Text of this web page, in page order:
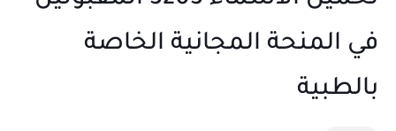
في المنحة المجانية الخاصة
بالطبية